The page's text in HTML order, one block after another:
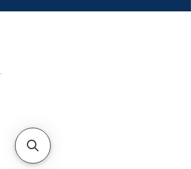
299Centro Cívico y Comercial
21000, Mexicali, B.C.
HMO
del Cortes, 83105 Hermosillo,